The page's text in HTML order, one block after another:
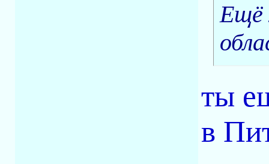
Ещё
ты
в